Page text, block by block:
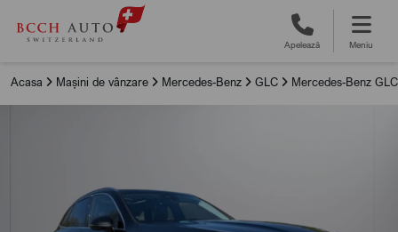
Apelează Meniu
Acasa Mașini de vânzare Mercedes-Benz GLC Mercedes-Benz